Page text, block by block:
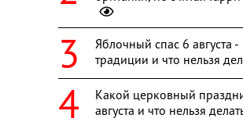
Яблочный спас 6 августа -
традиции и что нельзя
Какой церковный
августа и что нельзя